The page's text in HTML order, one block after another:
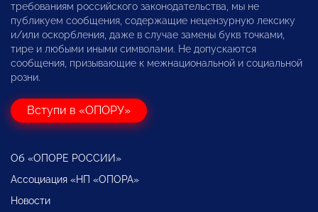
требованиям российского законодательства, мы не
публикуем сообщения, содержащие нецензурную лексику
и/или оскорбления, даже в случае замены букв точками,
тире и любыми иными символами. Не допускаются
сообщения, призывающие к межнациональной и социальной
розни.
Вступи в «ОПОРУ»
Об «ОПОРЕ РОССИИ»
Ассоциация «НП «ОПОРА»
Новости